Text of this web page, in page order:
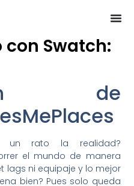
con Swatch:
de
un rato la realidad?
el mundo de manera
lags ni equipaje y lo mejor
bien? Pues solo queda